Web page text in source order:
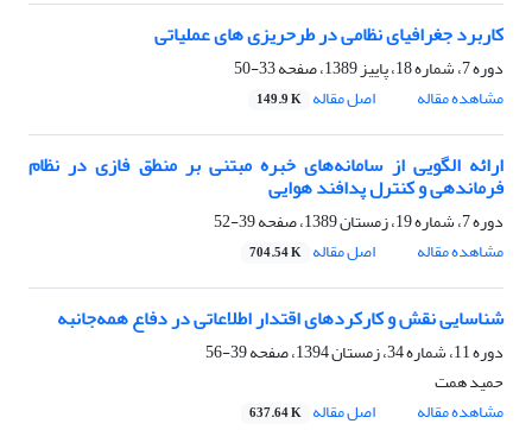
کاربرد جغرافیای نظامی در طرحریزی های عملیاتی
دوره 7، شماره 18، پاییز 1389، صفحه
33-50
مشاهده مقاله
اصل مقاله 149.9 K
ارائه الگویی از سامانه‌های خبره مبتنی بر منطق فازی در نظام
فرماندهی و کنترل پدافند هوایی
دوره 7، شماره 19، زمستان 1389، صفحه
39-52
مشاهده مقاله
اصل مقاله 704.54 K
شناسایی نقش و کارکردهای اقتدار اطلاعاتی در دفاع همه‌جانبه
دوره 11، شماره 34، زمستان 1394، صفحه
39-56
حمید همت
مشاهده مقاله
اصل مقاله 637.64 K